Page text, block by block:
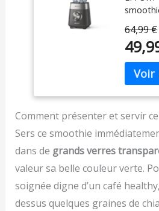
juste
réseau
monde,
à la
efficace
blender
doté de
de
moteur
avec
Plus et
pour
64,99 €
Comment présenter et servir
Sers ce smoothie
dans de grands verres
valeur sa belle couleur verte.
soignée digne d’un café
dessus quelques graines de